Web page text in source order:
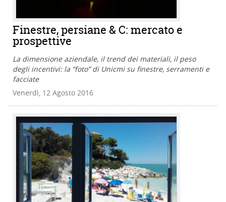
Finestre, persiane & C: mercato e
prospettive
La dimensione aziendale, il trend dei materiali, il peso
degli incentivi: la “foto” di Unicmi su finestre, serramenti e
facciate
Venerdì, 12 Agosto 2016